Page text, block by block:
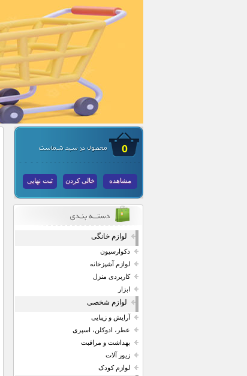
0
مشاهده خالی کردن ثبت نهایی
لوازم خانگی
دکوارسیون
لوازم آشپزخانه
کاربردی منزل
ابزار
لوازم شخصی
آرایش و زیبایی
عطر، ادوکلن، اسپری
بهداشت و مراقبت
زیور آلات
لوازم کودک